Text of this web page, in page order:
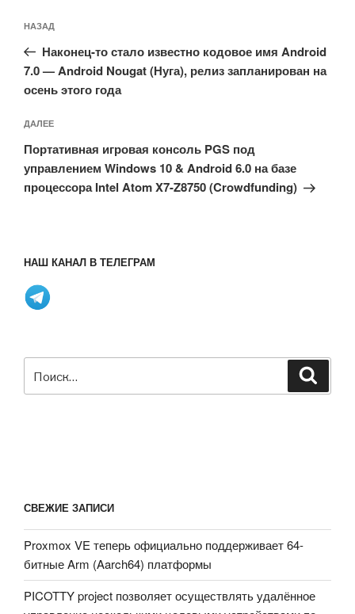
по
записям
Предыдущая
запись:
НАЗАД
Наконец-то стало известно кодовое имя Android
7.0 — Android Nougat (Нуга), релиз запланирован на
осень этого года
Следующая
запись
ДАЛЕЕ
Портативная игровая консоль PGS под
управлением Windows 10 & Android 6.0 на базе
процессора Intel Atom X7-Z8750 (Crowdfunding)
НАШ КАНАЛ В ТЕЛЕГРАМ
СВЕЖИЕ ЗАПИСИ
Proxmox VE теперь официально поддерживает 64-
битные Arm (Aarch64) платформы
PICOTTY project позволяет осуществлять удалённое